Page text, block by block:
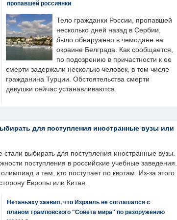
пропавшей россиянки
Тело гражданки России, пропавшей
несколько дней назад в Сербии,
было обнаружено в чемодане на
окраине Белграда. Как сообщается,
по подозрению в причастности к ее
смерти задержали несколько человек, в том числе
гражданина Турции. Обстоятельства смерти
девушки сейчас устанавливаются.
для поступления иностранные вузы или
стали выбирать для поступления иностранные вузы.
поступления в российские учебные заведения.
и тем, кто поступает по квотам. Из-за этого
Европы или Китая.
Нетаньяху заявил, что Израиль не соглашался с
планом трамповского "Совета мира" по разоружению